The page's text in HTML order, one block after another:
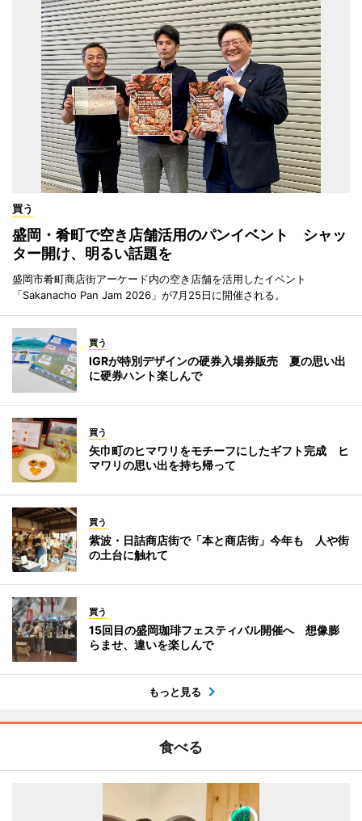
買う
盛岡・肴町で空き店舗活用のパンイベント シャッ
ター開け、明るい話題を
盛岡市肴町商店街アーケード内の空き店舗を活用したイベント
「Sakanacho Pan Jam 2026」が7月25日に開催される。
買う
IGRが特別デザインの硬券入場券販売 夏の思い出
に硬券ハント楽しんで
買う
矢巾町のヒマワリをモチーフにしたギフト完成 ヒ
マワリの思い出を持ち帰って
買う
紫波・日詰商店街で「本と商店街」今年も 人や街
の土台に触れて
買う
15回目の盛岡珈琲フェスティバル開催へ 想像膨
らませ、違いを楽しんで
もっと見る
食べる